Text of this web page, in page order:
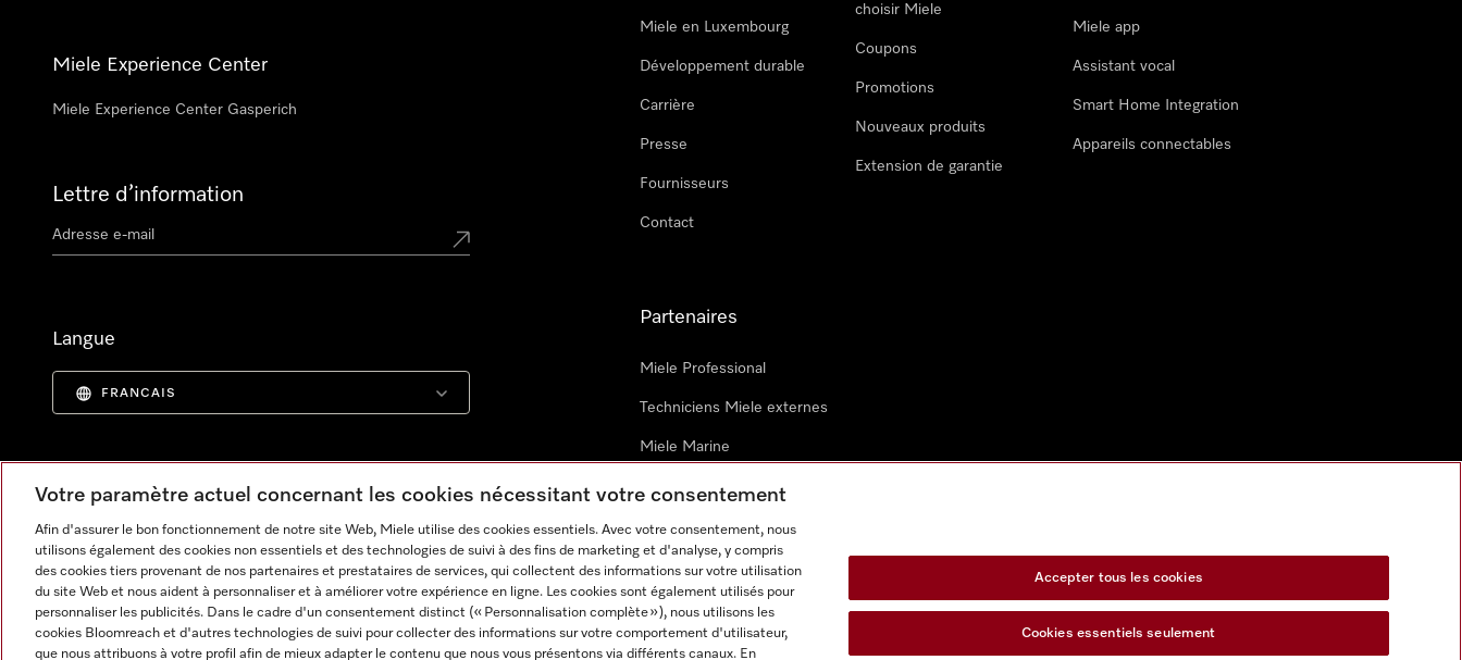
Miele Experience Center
Miele Experience Center Gasperich
Lettre d’information
Langue
FRANCAIS
Miele en Luxembourg
Développement durable
Carrière
Presse
Fournisseurs
Contact
choisir Miele
Coupons
Promotions
Nouveaux produits
Extension de garantie
Miele app
Assistant vocal
Smart Home Integration
Appareils connectables
Partenaires
Miele Professional
Techniciens Miele externes
Miele Marine
Architectes & promoteurs
Informations légales CGV Protection des données Conditions d’utilisation Déclaration d'accessibilité
Formulaire de rétractation
Votre paramètre actuel concernant les cookies nécessitant votre consentement
Afin d'assurer le bon fonctionnement de notre site Web, Miele utilise des cookies essentiels. Avec votre consentement, nous
utilisons également des cookies non essentiels et des technologies de suivi à des fins de marketing et d'analyse, y compris
des cookies tiers provenant de nos partenaires et prestataires de services, qui collectent des informations sur votre utilisation
du site Web et nous aident à personnaliser et à améliorer votre expérience en ligne. Les cookies sont également utilisés pour
personnaliser les publicités. Dans le cadre d'un consentement distinct (« Personnalisation complète »), nous utilisons les
cookies Bloomreach et d'autres technologies de suivi pour collecter des informations sur votre comportement d'utilisateur,
que nous attribuons à votre profil afin de mieux adapter le contenu que nous vous présentons via différents canaux. En
Accepter tous les cookies
Cookies essentiels seulement